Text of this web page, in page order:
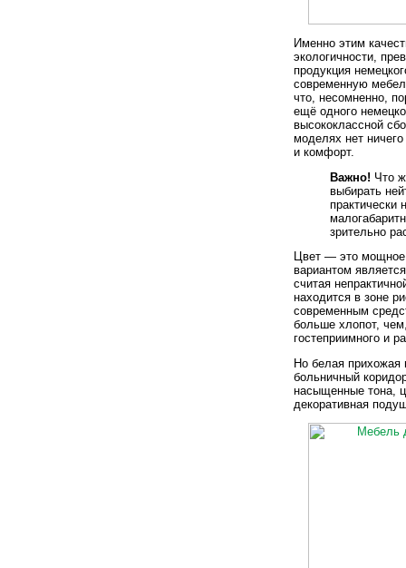
Именно этим
экологичности,
продукция
современную
что, несомненно,
ещё одного
высококлассной
моделях нет
и комфорт.
Важно! Что
выбирать
практически
зрительно
Цвет — это мощное
вариантом
считая
находится в зоне
современным
больше хлопот,
гостеприимного и
Но белая прихожая
больничный
насыщенные тона,
декоративная